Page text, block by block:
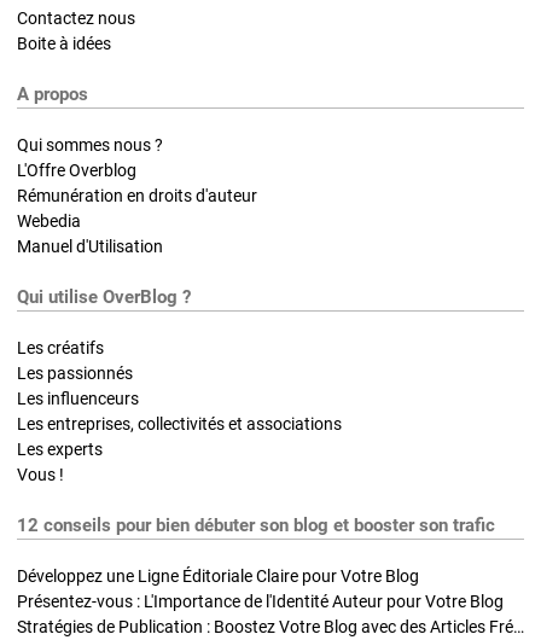
Contactez nous
Boite à idées
A propos
Qui sommes nous ?
L'Offre Overblog
Rémunération en droits d'auteur
Webedia
Manuel d'Utilisation
Qui utilise OverBlog ?
Les créatifs
Les passionnés
Les influenceurs
Les entreprises, collectivités et associations
Les experts
Vous !
12 conseils pour bien débuter son blog et booster son trafic
Développez une Ligne Éditoriale Claire pour Votre Blog
Présentez-vous : L'Importance de l'Identité Auteur pour Votre Blog
Stratégies de Publication : Boostez Votre Blog avec des Articles Fréquents et Exclusifs